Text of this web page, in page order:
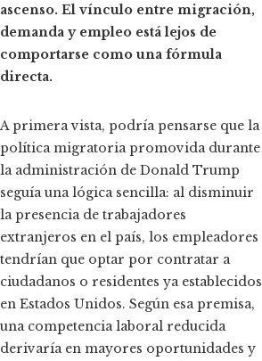
ascenso. El vínculo entre migración,
demanda y empleo está lejos de
comportarse como una fórmula
directa.
A primera vista, podría pensarse que la
política migratoria promovida durante
la administración de Donald Trump
seguía una lógica sencilla: al disminuir
la presencia de trabajadores
extranjeros en el país, los empleadores
tendrían que optar por contratar a
ciudadanos o residentes ya establecidos
en Estados Unidos. Según esa premisa,
una competencia laboral reducida
derivaría en mayores oportunidades y